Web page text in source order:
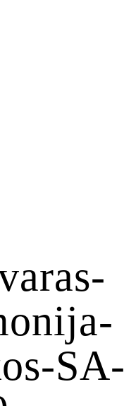
SA-